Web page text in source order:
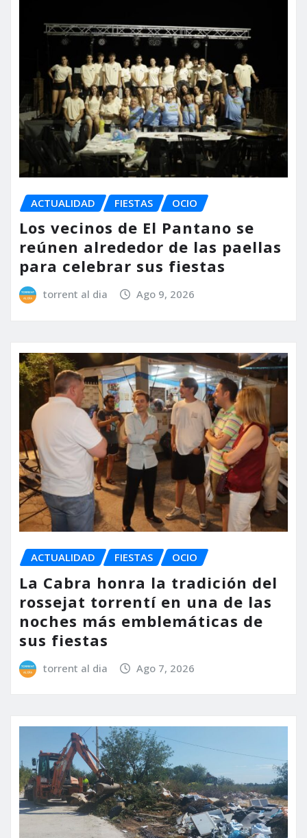
ACTUALIDAD FIESTAS OCIO
Los vecinos de El Pantano se
reúnen alrededor de las paellas
para celebrar sus fiestas
torrent al dia Ago 9, 2026
ACTUALIDAD FIESTAS OCIO
La Cabra honra la tradición del
rossejat torrentí en una de las
noches más emblemáticas de
sus fiestas
torrent al dia Ago 7, 2026